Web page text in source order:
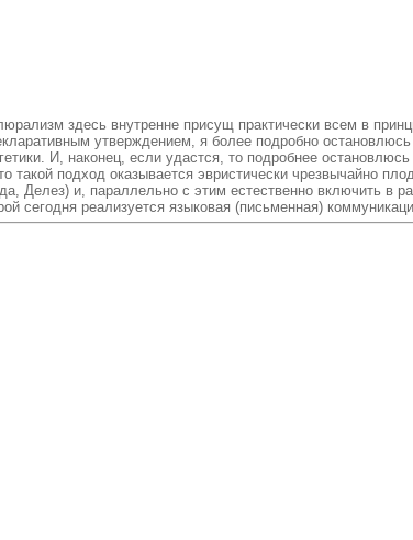
здесь внутренне присущ практически всем в
утверждением, я более подробно
И, наконец, если удастся, то подробнее остановлюсь
такой подход оказывается эвристически чрезвычайно
Делез) и, параллельно с этим естественно включить в
сегодня реализуется языковая (письменная)